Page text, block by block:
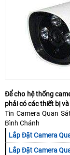
Để cho hệ thống
phải có các thiết bị
Tin Camera Quan
Bình Chánh
Lắp Đặt Camera
Lắp Đặt Camera